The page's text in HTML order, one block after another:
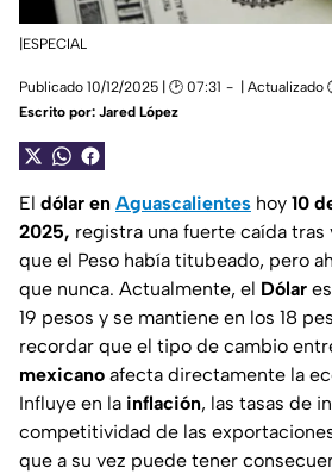
|ESPECIAL
Publicado 10/12/2025 | 🕑 07:31 | Actualizado
Escrito por: Jared López
El dólar en Aguascalientes hoy 10
2025, registra una fuerte caída tras
que el Peso había titubeado, pero
que nunca. Actualmente, el Dólar
19 pesos y se mantiene en los 18
recordar que el tipo de cambio
mexicano afecta directamente la
Influye en la inflación, las tasas de
competitividad de las
que a su vez puede tener